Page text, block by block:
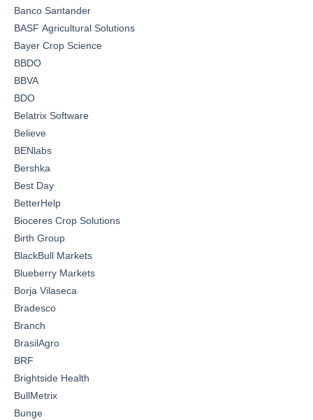
Banco Santander
BASF Agricultural Solutions
Bayer Crop Science
BBDO
BBVA
BDO
Belatrix Software
Believe
BENlabs
Bershka
Best Day
BetterHelp
Bioceres Crop Solutions
Birth Group
BlackBull Markets
Blueberry Markets
Borja Vilaseca
Bradesco
Branch
BrasilAgro
BRF
Brightside Health
BullMetrix
Bunge